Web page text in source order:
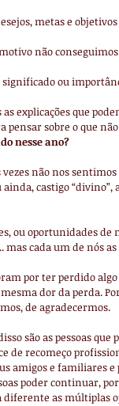
metas e
não
significado ou
as explicações que
pensar sobre o que
nesse ano?
vezes não nos
ainda, castigo “divino”,
ou oportunidades
mas cada um de nós as
por ter perdido
dor da perda.
de agradecermos.
são as pessoas
de recomeço
amigos e familiares e
poder continuar,
diferente as múltiplas